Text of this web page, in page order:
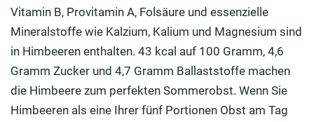
Vitamin B, Provitamin A, Folsäure und essenzielle
Mineralstoffe wie Kalzium, Kalium und Magnesium sind
in Himbeeren enthalten. 43 kcal auf 100 Gramm, 4,6
Gramm Zucker und 4,7 Gramm Ballaststoffe machen
die Himbeere zum perfekten Sommerobst. Wenn Sie
Himbeeren als eine Ihrer fünf Portionen Obst am Tag